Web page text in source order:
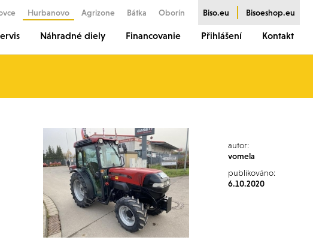
Hurbanovo Agrizone Bátka Oborín Biso.eu Bisoeshop.eu
Náhradné diely Financovanie Přihlášení Kontakt
autor:
vomela
publikováno:
6.10.2020